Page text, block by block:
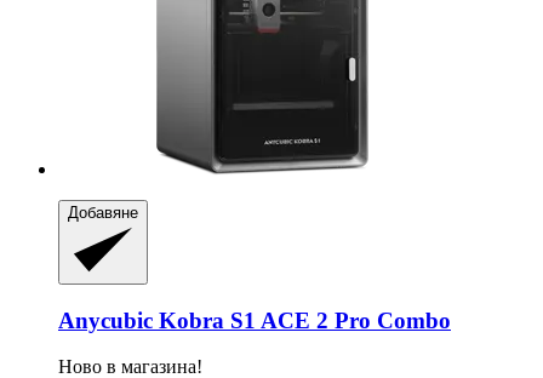
Добавяне
Anycubic Kobra S1 ACE 2 Pro Combo
Ново в магазина!